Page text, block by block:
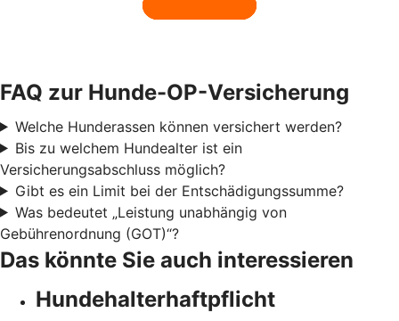
FAQ zur Hunde-OP-Versicherung
Welche Hunderassen können versichert werden?
Bis zu welchem Hundealter ist ein
Versicherungsabschluss möglich?
Gibt es ein Limit bei der Entschädigungssumme?
Was bedeutet „Leistung unabhängig von
Gebührenordnung (GOT)“?
Das könnte Sie auch interessieren
Hundehalter­haftpflicht